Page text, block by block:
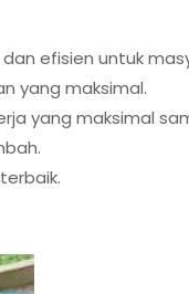
efisien untuk
yang maksimal.
yang maksimal